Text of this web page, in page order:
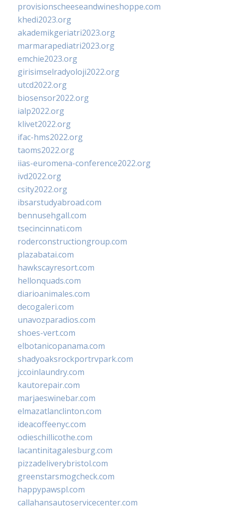
provisionscheeseandwineshoppe.com
khedi2023.org
akademikgeriatri2023.org
marmarapediatri2023.org
emchie2023.org
girisimselradyoloji2022.org
utcd2022.org
biosensor2022.org
ialp2022.org
klivet2022.org
ifac-hms2022.org
taoms2022.org
iias-euromena-conference2022.org
ivd2022.org
csity2022.org
ibsarstudyabroad.com
bennusehgall.com
tsecincinnati.com
roderconstructiongroup.com
plazabatai.com
hawkscayresort.com
hellonquads.com
diarioanimales.com
decogaleri.com
unavozparadios.com
shoes-vert.com
elbotanicopanama.com
shadyoaksrockportrvpark.com
jccoinlaundry.com
kautorepair.com
marjaeswinebar.com
elmazatlanclinton.com
ideacoffeenyc.com
odieschillicothe.com
lacantinitagalesburg.com
pizzadeliverybristol.com
greenstarsmogcheck.com
happypawspl.com
callahansautoservicecenter.com